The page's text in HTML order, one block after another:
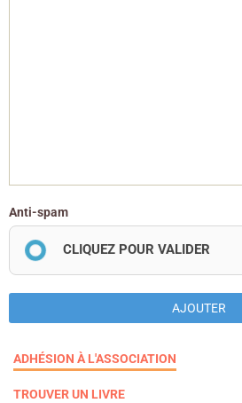
Anti-spam
CLIQUEZ POUR VALIDER
AJOUTER
ADHÉSION À L'ASSOCIATION
TROUVER UN LIVRE